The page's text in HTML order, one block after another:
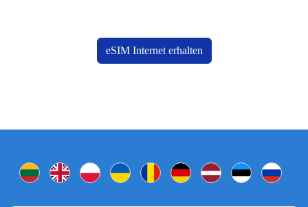
eSIM Internet erhalten